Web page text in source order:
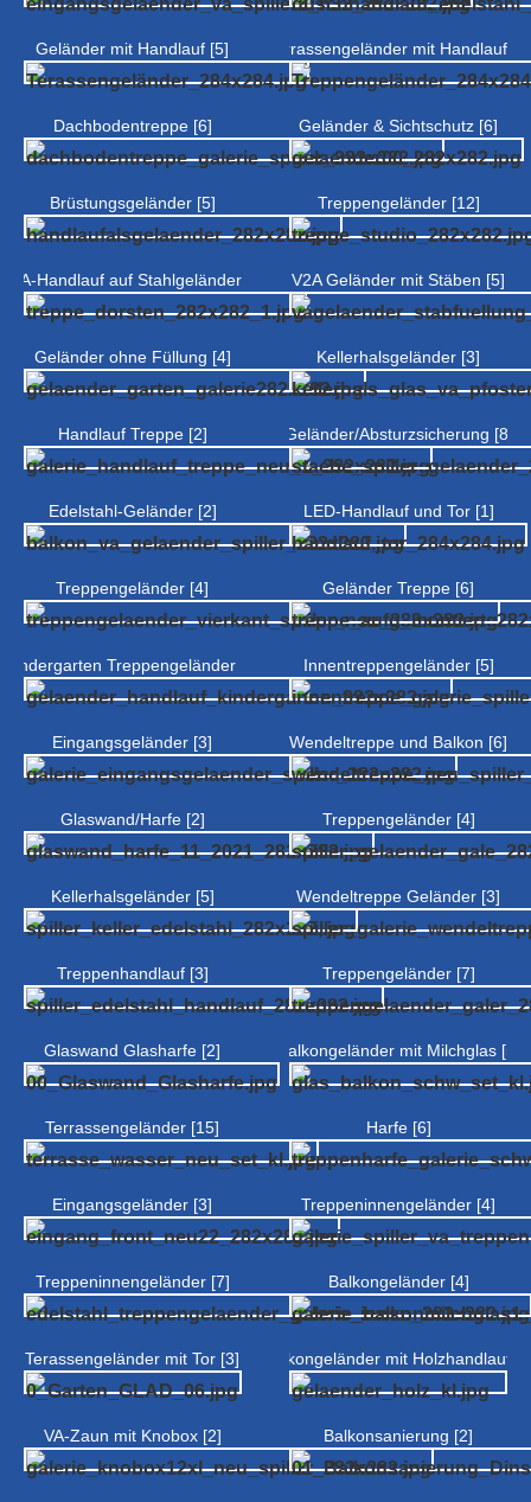
Geländer mit Handlauf [5] Terrassengeländer mit Handlauf [4]
Dachbodentreppe [6] Geländer & Sichtschutz [6]
Brüstungsgeländer [5] Treppengeländer [12]
V2A-Handlauf auf Stahlgeländer [6] V2A Geländer mit Stäben [5]
Geländer ohne Füllung [4] Kellerhalsgeländer [3]
Handlauf Treppe [2] Geländer/Absturzsicherung [8]
Edelstahl-Geländer [2] LED-Handlauf und Tor [1]
Treppengeländer [4] Geländer Treppe [6]
Kindergarten Treppengeländer [3] Innentreppengeländer [5]
Eingangsgeländer [3] Wendeltreppe und Balkon [6]
Glaswand/Harfe [2] Treppengeländer [4]
Kellerhalsgeländer [5] Wendeltreppe Geländer [3]
Treppenhandlauf [3] Treppengeländer [7]
Glaswand Glasharfe [2] Balkongeländer mit Milchglas [5]
Terrassengeländer [15] Harfe [6]
Eingangsgeländer [3] Treppeninnengeländer [4]
Treppeninnengeländer [7] Balkongeländer [4]
Terassengeländer mit Tor [3] Balkongeländer mit Holzhandlauf
VA-Zaun mit Knobox [2] Balkonsanierung [2]